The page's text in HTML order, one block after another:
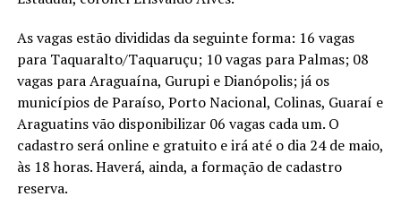
As vagas estão divididas da seguinte forma: 16 vagas
para Taquaralto/Taquaruçu; 10 vagas para Palmas; 08
vagas para Araguaína, Gurupi e Dianópolis; já os
municípios de Paraíso, Porto Nacional, Colinas, Guaraí e
Araguatins vão disponibilizar 06 vagas cada um. O
cadastro será online e gratuito e irá até o dia 24 de maio,
às 18 horas. Haverá, ainda, a formação de cadastro
reserva.